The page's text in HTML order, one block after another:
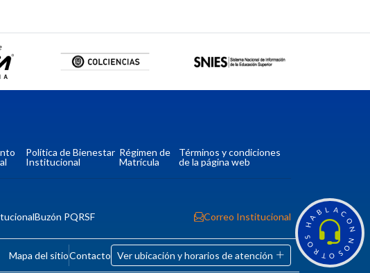
H
A
B L A C
O
N
N
O
S
O
T
R
O
S
Política de Bienestar
Institucional
Régimen de
Matrícula
Términos y condiciones
de la página web
Buzón PQRSF Correo Institucional
Mapa del sitioContacto Ver ubicación y horarios de atención